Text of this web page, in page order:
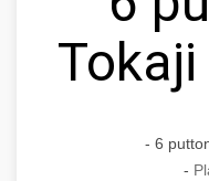
- 6
-